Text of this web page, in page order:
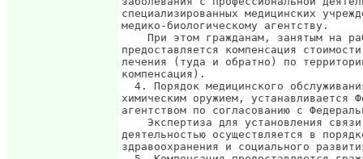
специализированных медицинских
медико-биологическому агентству.
При этом гражданам, занятым на
предоставляется компенсация
лечения (туда и обратно) по
компенсация).
4. Порядок медицинского
химическим оружием, устанавливается
агентством по согласованию с
Экспертиза для установления
деятельностью осуществляется в
здравоохранения и социального